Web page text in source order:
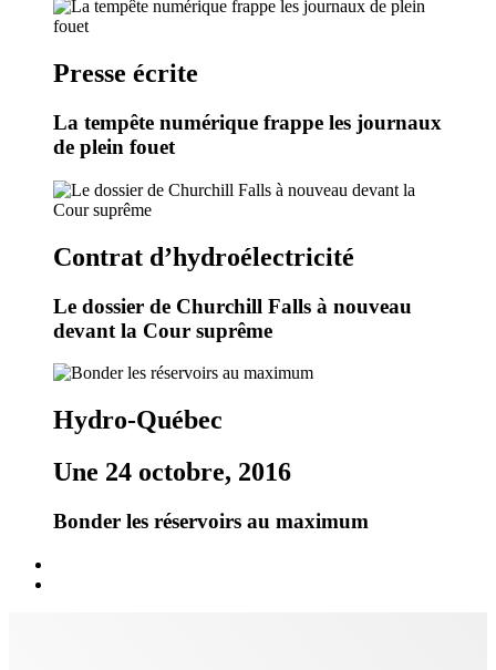
Presse écrite
La tempête numérique frappe les journaux
de plein fouet
Contrat d’hydroélectricité
Le dossier de Churchill Falls à nouveau
devant la Cour suprême
Hydro-Québec
Une 24 octobre, 2016
Bonder les réservoirs au maximum